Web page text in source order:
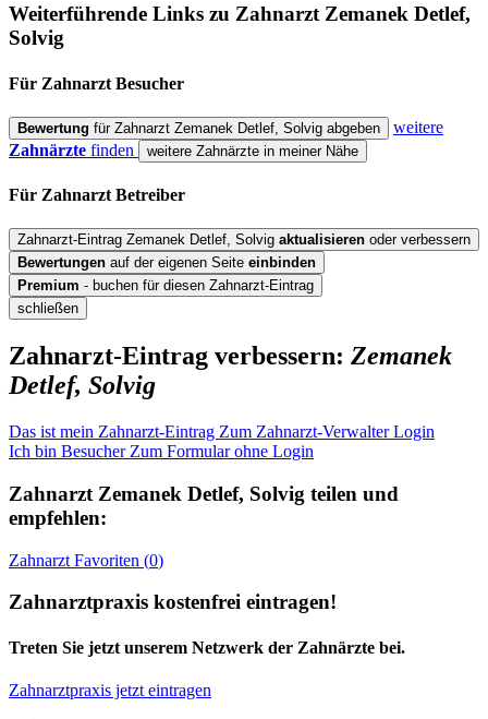
Weiterführende Links zu ZahnarztZemanek Detlef,
Solvig
Für Zahnarzt Besucher
Bewertung für Zahnarzt Zemanek Detlef, Solvig abgeben
weitere
Zahnärzte finden weitere Zahnärzte in meiner Nähe
Für Zahnarzt Betreiber
Zahnarzt-Eintrag Zemanek Detlef, Solvig aktualisieren oder verbessern
Bewertungen auf der eigenen Seite einbinden
Premium - buchen für diesen Zahnarzt-Eintrag
schließen
Zahnarzt-Eintrag verbessern: Zemanek
Detlef, Solvig
Das ist mein Zahnarzt-Eintrag Zum Zahnarzt-Verwalter Login
Ich bin Besucher Zum Formular ohne Login
Zahnarzt Zemanek Detlef, Solvig teilen und
empfehlen:
Zahnarzt Favoriten (0)
Zahnarztpraxis kostenfrei eintragen!
Treten Sie jetzt unserem Netzwerk der Zahnärzte bei.
Zahnarztpraxis jetzt eintragen